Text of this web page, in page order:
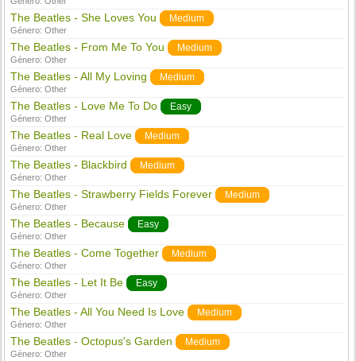
The Beatles - She Loves You Medium
Género:Other
The Beatles - From Me To You Medium
Género:Other
The Beatles - All My Loving Medium
Género:Other
The Beatles - Love Me To Do Easy
Género:Other
The Beatles - Real Love Medium
Género:Other
The Beatles - Blackbird Medium
Género:Other
The Beatles - Strawberry Fields Forever Medium
Género:Other
The Beatles - Because Easy
Género:Other
The Beatles - Come Together Medium
Género:Other
The Beatles - Let It Be Easy
Género:Other
The Beatles - All You Need Is Love Medium
Género:Other
The Beatles - Octopus's Garden Medium
Género:Other